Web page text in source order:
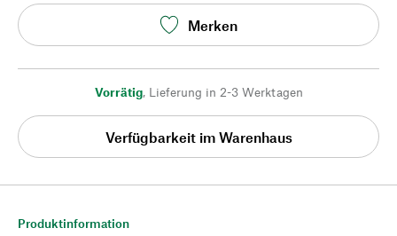
Merken
Vorrätig, Lieferung in 2-3 Werktagen
Verfügbarkeit im Warenhaus
Produktinformation